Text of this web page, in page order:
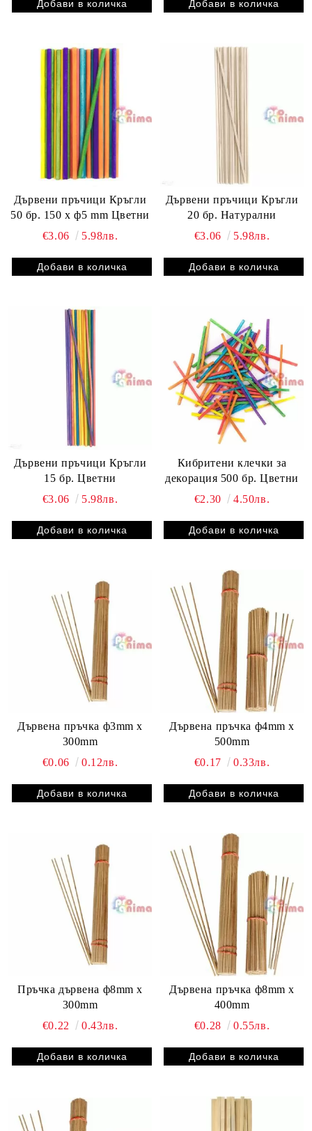
Дървени пръчици Кръгли
50 бр. 150 x ф5 mm Цветни
€3.06
5.98лв.
Дървени пръчици Кръгли
20 бр. Натурални
€3.06
5.98лв.
Дървени пръчици Кръгли
15 бр. Цветни
€3.06
5.98лв.
Кибритени клечки за
декорация 500 бр. Цветни
€2.30
4.50лв.
Дървена пръчка ф3mm x
300mm
€0.06
0.12лв.
Дървена пръчка ф4mm x
500mm
€0.17
0.33лв.
Пръчка дървена ф8mm x
300mm
€0.22
0.43лв.
Дървена пръчка ф8mm x
400mm
€0.28
0.55лв.